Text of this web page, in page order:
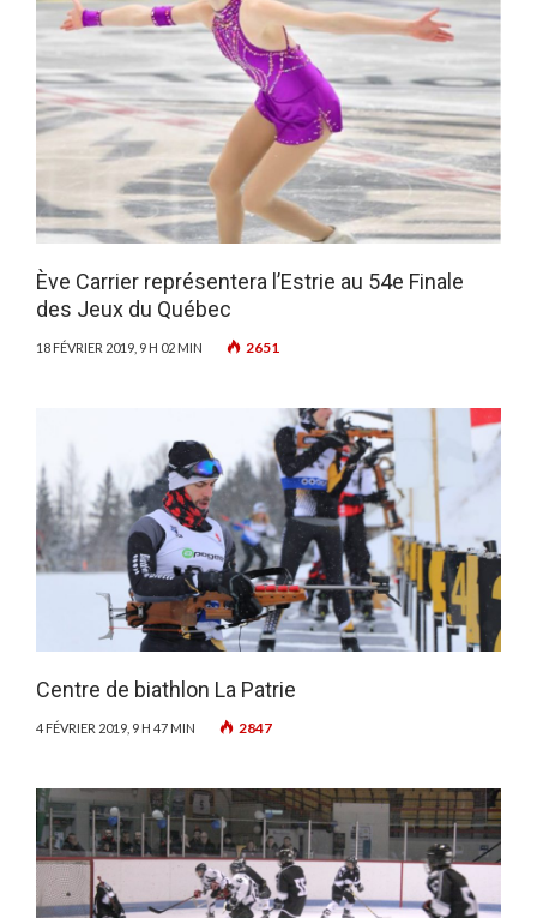
Ève Carrier représentera l’Estrie au 54e Finale
des Jeux du Québec
18 FÉVRIER 2019, 9 H 02 MIN 2651
Centre de biathlon La Patrie
4 FÉVRIER 2019, 9 H 47 MIN 2847